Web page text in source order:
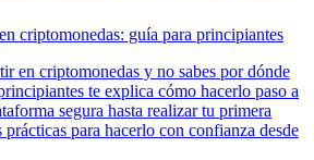
criptomonedas: guía para principiantes
en criptomonedas y no sabes por dónde
te explica cómo hacerlo paso a
segura hasta realizar tu primera
para hacerlo con confianza desde